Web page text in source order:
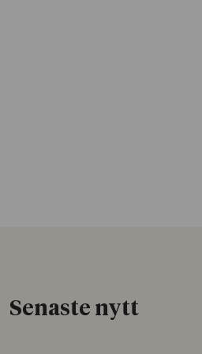
Senaste nytt